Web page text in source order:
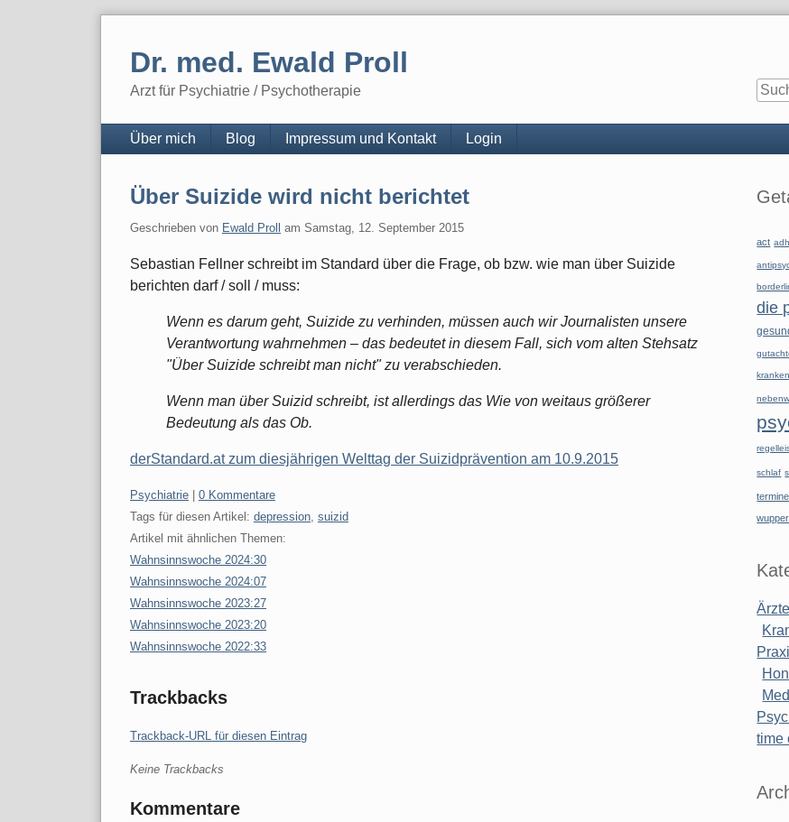
Dr. med. Ewald Proll
Arzt für Psychiatrie / Psychotherapie
Navigation
Über mich Blog Impressum und Kontakt Login
Über Suizide wird nicht berichtet
Geschrieben von Ewald Proll am Samstag, 12. September 2015
Sebastian Fellner schreibt im Standard über die Frage, ob bzw. wie man über Suizide
berichten darf / soll / muss:
Wenn es darum geht, Suizide zu verhinden, müssen auch wir Journalisten unsere
Verantwortung wahrnehmen – das bedeutet in diesem Fall, sich vom alten Stehsatz
"Über Suizide schreibt man nicht" zu verabschieden.
Wenn man über Suizid schreibt, ist allerdings das Wie von weitaus größerer
Bedeutung als das Ob.
derStandard.at zum diesjährigen Welttag der Suizidprävention am 10.9.2015
Kategorien:
Psychiatrie
0 Kommentare
Tags für diesen Artikel: depression, suizid
Artikel mit ähnlichen Themen:
Wahnsinnswoche 2024:30
Wahnsinnswoche 2024:07
Wahnsinnswoche 2023:27
Wahnsinnswoche 2023:20
Wahnsinnswoche 2022:33
Trackbacks
Trackback-URL für diesen Eintrag
Keine Trackbacks
Kommentare
act
die
schlaf
termine
time